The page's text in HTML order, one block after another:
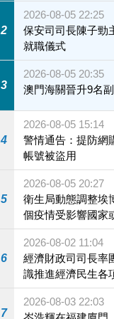
2
2026-08-05 22:25
保安司司長陳子勁
就職儀式
3
2026-08-05 20:35
澳門海關晉升9名
4
2026-08-05 15:14
警情通告：提防網
帳號被盜用
5
2026-08-05 20:27
衛生局動態調整埃
個疫情受影響國家
施
6
2026-08-02 11:04
經濟財政司司長率
識推進經濟民生各
7
2026-08-03 22:03